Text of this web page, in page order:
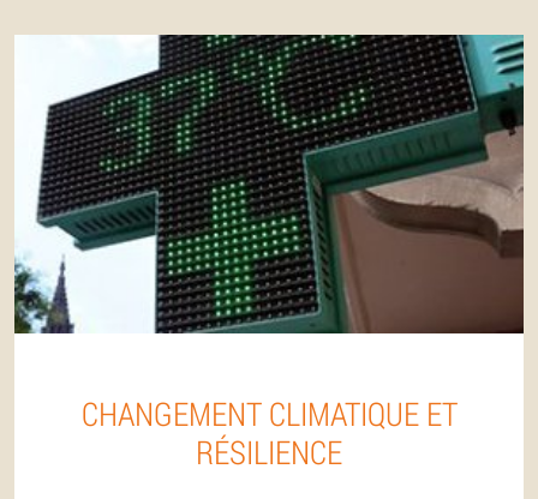
CHANGEMENT CLIMATIQUE ET
RÉSILIENCE